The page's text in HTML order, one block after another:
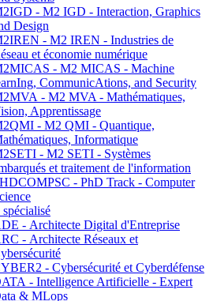
- M2 IGD - Interaction, Graphics
Design
- M2 IREN - Industries de
et économie numérique
- M2 MICAS - Machine
CommunicAtions, and Security
- M2 MVA - Mathématiques,
Apprentissage
- M2 QMI - Quantique,
Informatique
- M2 SETI - Systèmes
et traitement de l'information
- PhD Track - Computer
- Architecte Digital d'Entreprise
- Architecte Réseaux et
- Cybersécurité et Cyberdéfense
- Intelligence Artificielle - Expert
& MLops